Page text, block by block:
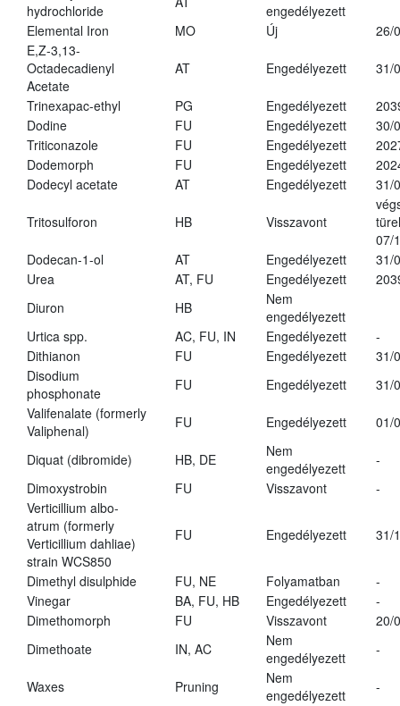
hydrochloride
engedélyezett
Elemental Iron
MO Új
26/
E,Z-3,13-
Octadecadienyl
Acetate
AT Engedélyezett 31/
Trinexapac-ethyl PG Engedélyezett
Dodine
FU Engedélyezett
30/
Triticonazole
FU Engedélyezett
Dodemorph
FU Engedélyezett
Dodecyl acetate
AT Engedélyezett 31/
Tritosulforon HB Visszavont
07/
Dodecan-1-ol
AT Engedélyezett
31/
Urea
AT, FU Engedélyezett
Diuron
HB
Nem
engedélyezett
Urtica spp.
AC, FU, IN Engedélyezett
-
Dithianon
FU Engedélyezett
31/
Disodium
phosphonate
FU Engedélyezett
31/
Valifenalate (formerly
Valiphenal)
FU Engedélyezett 01/
Diquat (dibromide) HB, DE
Nem
engedélyezett
-
Dimoxystrobin
FU Visszavont
-
Verticillium albo-
atrum (formerly
Verticillium dahliae)
strain WCS850
FU Engedélyezett 31/
Dimethyl disulphide FU, NE Folyamatban
-
Vinegar
BA, FU, HB Engedélyezett
-
Dimethomorph
FU Visszavont
20/
Dimethoate
IN, AC
Nem
engedélyezett
-
Waxes Pruning
Nem
engedélyezett
-